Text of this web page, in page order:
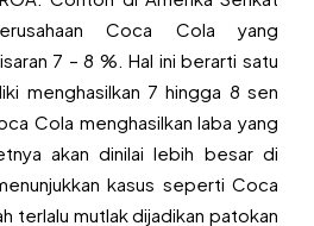
Coca Cola yang
7 – 8 %. Hal ini berarti satu
menghasilkan 7 hingga 8 sen
Cola menghasilkan laba yang
akan dinilai lebih besar di
kasus seperti Coca
terlalu mutlak dijadikan patokan